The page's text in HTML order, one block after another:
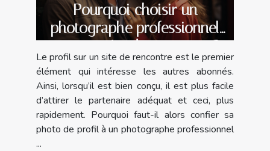
Pourquoi choisir un
photographe professionnel
pour un site de rencontre ?
Le profil sur un site de rencontre est le premier
élément qui intéresse les autres abonnés.
Ainsi, lorsqu’il est bien conçu, il est plus facile
d’attirer le partenaire adéquat et ceci, plus
rapidement. Pourquoi faut-il alors confier sa
photo de profil à un photographe professionnel
...